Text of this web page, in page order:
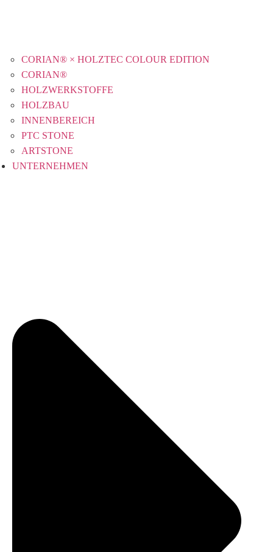
CORIAN® × HOLZTEC COLOUR EDITION
CORIAN®
HOLZWERKSTOFFE
HOLZBAU
INNENBEREICH
PTC STONE
ARTSTONE
UNTERNEHMEN